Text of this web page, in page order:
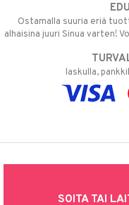
Ostamalla suuria eriä
alhaisina juuri Sinua varten!
laskulla,
SOITA TAI